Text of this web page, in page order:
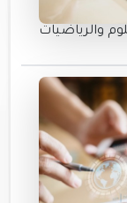
والرياضيات